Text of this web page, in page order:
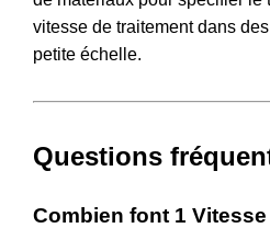
vitesse de traitement dans
petite échelle.
Questions
Combien font 1